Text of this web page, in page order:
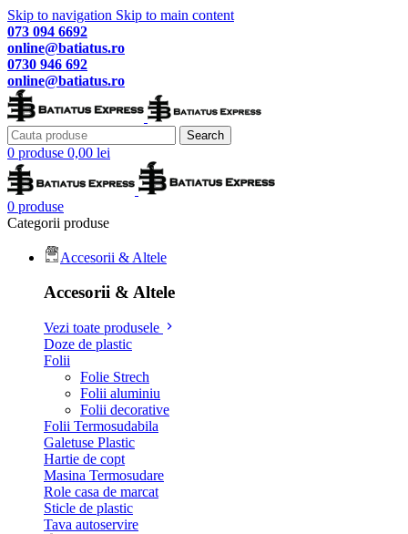
Skip to navigation Skip to main content
073 094 6692
online@batiatus.ro
0730 946 692
online@batiatus.ro
Search
0 produse 0,00 lei
0 produse
Categorii produse
Accesorii & Altele
Accesorii & Altele
Vezi toate produsele
Doze de plastic
Folii
Folie Strech
Folii aluminiu
Folii decorative
Folii Termosudabila
Galetuse Plastic
Hartie de copt
Masina Termosudare
Role casa de marcat
Sticle de plastic
Tava autoservire